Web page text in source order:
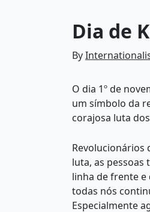
Dia de
By
O dia 1º de
um símbolo da
corajosa luta
Revolucionários
luta, as
linha de frente e
todas nós
Especialmente